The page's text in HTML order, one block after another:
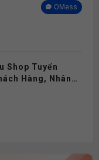
OMess
Shop Tuyển
Hàng, Nhân